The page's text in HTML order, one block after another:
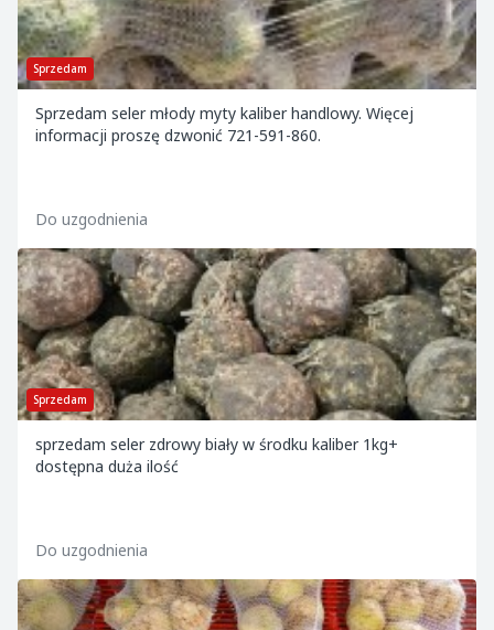
Sprzedam
Sprzedam seler młody myty kaliber handlowy. Więcej
informacji proszę dzwonić 721-591-860.
Do uzgodnienia
Sprzedam
sprzedam seler zdrowy biały w środku kaliber 1kg+
dostępna duża ilość
Do uzgodnienia